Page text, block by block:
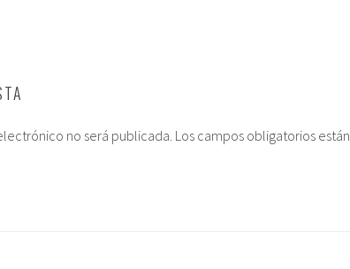
no será publicada. Los campos obligatorios están